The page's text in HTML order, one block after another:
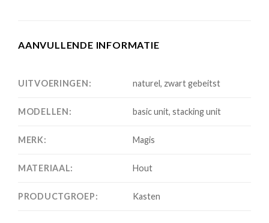
AANVULLENDE INFORMATIE
UITVOERINGEN: naturel, zwart gebeitst
MODELLEN: basic unit, stacking unit
MERK: Magis
MATERIAAL: Hout
PRODUCTGROEP: Kasten